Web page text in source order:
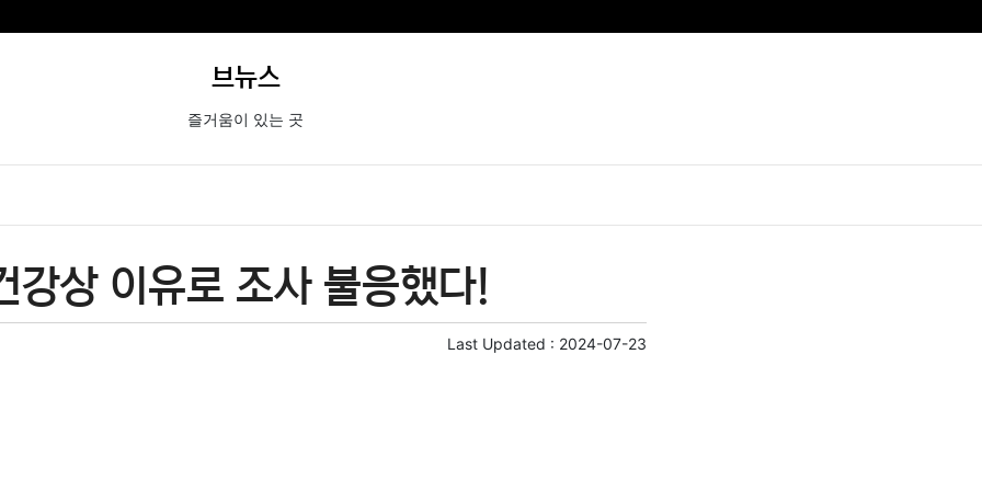
브뉴스
즐거움이 있는 곳
강상 이유로 조사 불응했다!
Last Updated : 2024-07-23